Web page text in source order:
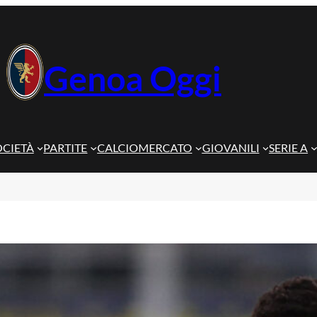
Genoa Oggi
PARTITE CALCIOMERCATO GIOVANILI SERIE A